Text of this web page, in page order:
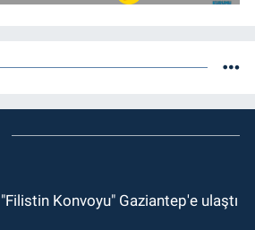
"Filistin Konvoyu" Gaziantep'e ulaştı